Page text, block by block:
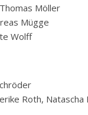
Möller
Mügge
Wolff
Roth, Natascha